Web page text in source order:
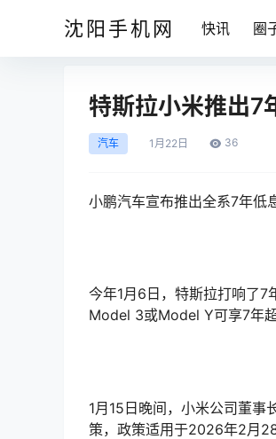
沈阳手机网 快讯 圈
特斯拉小米推出7
汽车 1月 22日 36
小鹏汽车宣布推出全系7年低
今年1月6日，特斯拉打响了7
Model 3或Model Y可享7年
1月15日晚间，小米公司董事
策，政策适用于2026年2月